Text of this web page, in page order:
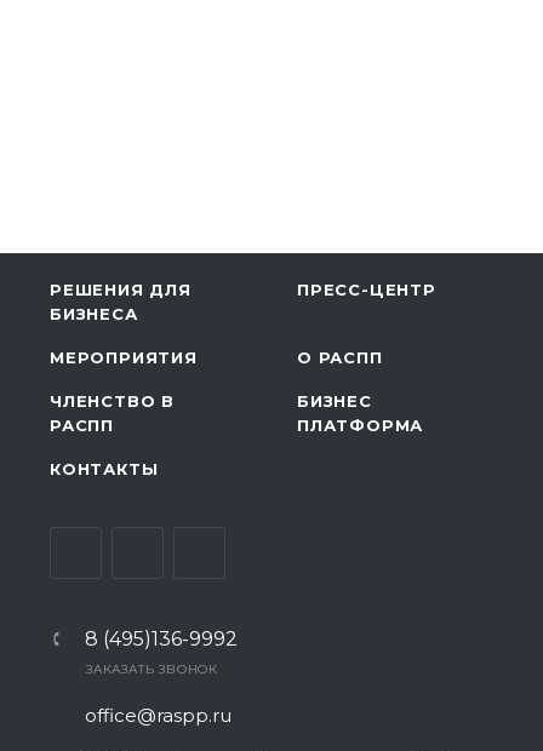
РЕШЕНИЯ ДЛЯ
БИЗНЕСА
ПРЕСС-ЦЕНТР
МЕРОПРИЯТИЯ О РАСПП
ЧЛЕНСТВО В
РАСПП
БИЗНЕС
ПЛАТФОРМА
КОНТАКТЫ
8 (495)136-9992
ЗАКАЗАТЬ ЗВОНОК
office@raspp.ru